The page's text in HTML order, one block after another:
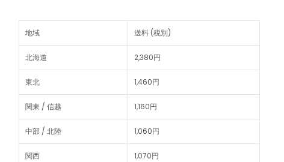
地域 送料 (税別)
北海道 2,380円
東北 1,460円
関東 / 信越 1,160円
中部 / 北陸 1,060円
関西 1,070円